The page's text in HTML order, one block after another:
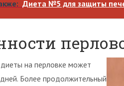
Диета №5 для защиты
на перловке может
Более продолжительный